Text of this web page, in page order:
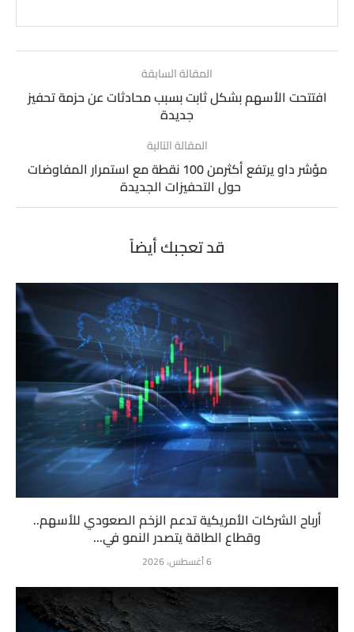
المقالة السابقة
افتتحت الأسهم بشكل ثابت بسبب محادثات عن حزمة تحفيز
جديدة
المقالة التالية
مؤشر داو يرتفع أكثرمن 100 نقطة مع استمرار المفاوضات
حول التحفيزات الجديدة
قد تعجبك أيضاً
أرباح الشركات الأمريكية تدعم الزخم الصعودي للأسهم..
وقطاع الطاقة يتصدر النمو في...
6 أغسطس، 2026